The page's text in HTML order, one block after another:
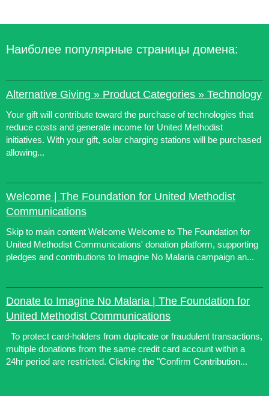
Наиболее популярные страницы домена:
Alternative Giving » Product Categories » Technology
Your gift will contribute toward the purchase of technologies that
reduce costs and generate income for United Methodist
initiatives. With your gift, solar charging stations will be purchased
allowing...
Welcome | The Foundation for United Methodist
Communications
Skip to main content Welcome Welcome to The Foundation for
United Methodist Communications' donation platform, supporting
pledges and contributions to Imagine No Malaria campaign an...
Donate to Imagine No Malaria | The Foundation for
United Methodist Communications
To protect card-holders from duplicate or fraudulent transactions,
multiple donations from the same credit card account within a
24hr period are restricted. Clicking the "Confirm Contribution...